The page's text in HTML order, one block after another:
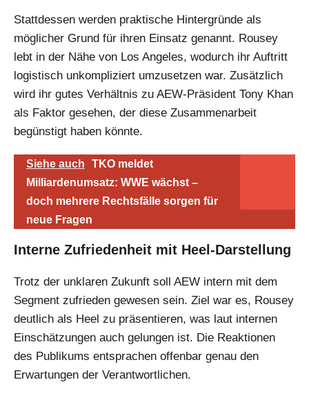
Stattdessen werden praktische Hintergründe als
möglicher Grund für ihren Einsatz genannt. Rousey
lebt in der Nähe von Los Angeles, wodurch ihr Auftritt
logistisch unkompliziert umzusetzen war. Zusätzlich
wird ihr gutes Verhältnis zu AEW-Präsident Tony Khan
als Faktor gesehen, der diese Zusammenarbeit
begünstigt haben könnte.
Siehe auch
TKO meldet
Milliardenumsatz: WWE wächst –
doch mehrere Rechtsfälle sorgen für
neue Fragen
Interne Zufriedenheit mit Heel-Darstellung
Trotz der unklaren Zukunft soll AEW intern mit dem
Segment zufrieden gewesen sein. Ziel war es, Rousey
deutlich als Heel zu präsentieren, was laut internen
Einschätzungen auch gelungen ist. Die Reaktionen
des Publikums entsprachen offenbar genau den
Erwartungen der Verantwortlichen.